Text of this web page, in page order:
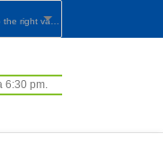
change the rate and this description to the right values
6:30 pm.